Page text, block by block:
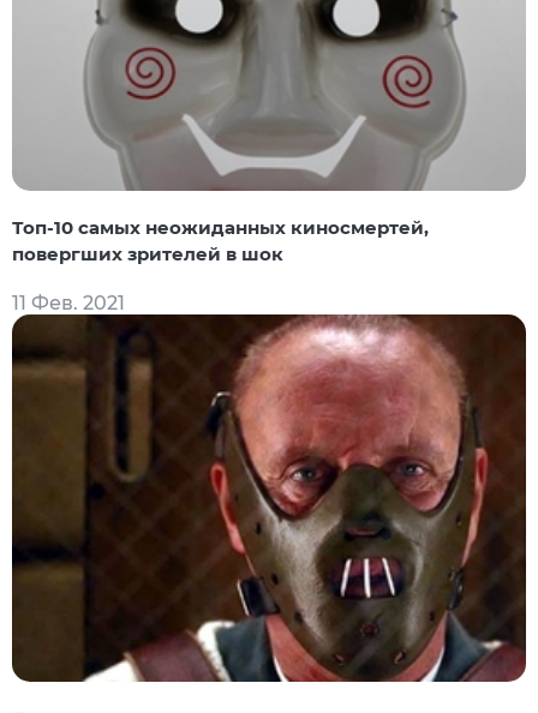
Топ-10 самых неожиданных киносмертей,
повергших зрителей в шок
11 Фев. 2021